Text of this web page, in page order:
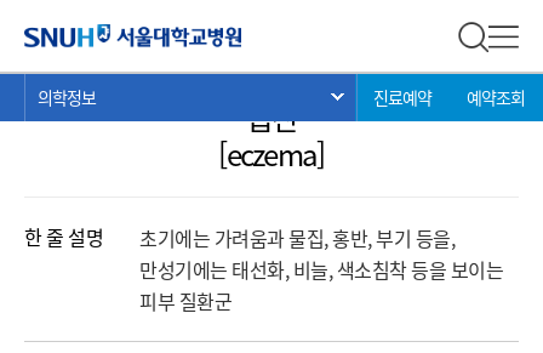
전체 검
현
재
의학정보 서브 메뉴 목록 열기
진료예약 예약조회
의학정보
습진
[eczema]
한 줄 설명
초기에는 가려움과 물집, 홍반, 부기 등을,
만성기에는 태선화, 비늘, 색소침착 등을 보이는
피부 질환군